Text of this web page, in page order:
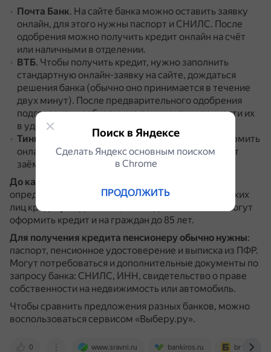
Почта Банк. На сайте банка можно оставить заявку
онлайн, для этого нужны паспорт и СНИЛС. После
одобрения можно получить кредит онлайн на счёт
или наличными в отделении.
ВТБ. Чтобы получить кредит, нужно заполнить
стандартную онлайн-заявку на сайте, дождаться
решения банка (обычно оно принимается в течение
двух минут). После предварительного одобрения
подготовить необходимые документы и принести их
в удобное отделение банка.
Тинькофф Банк
Кредит наличными можно оформить
онлайн, для этого нужен только паспорт.Возраст
заёмщика должен составлять от 18 до 70 лет.
До какого возраста дают кредит пенсионерам
определяет конкретный банк.В среднем физических
лиц кредитуют до 75 лет, но в отдельных банках могут
оформить кредит и на граждан до 85 лет.
Для получения кредита пенсионеру обычно нужны:
паспорт, пенсионное удостоверение и выписка из ПФР.
Могут потребоваться и дополнительные документы по
запросу банка: СНИЛС, ИНН, свидетельство о праве
собственности на недвижимость или автомобиль.
Чтобы сравнить предложения разных банков, можно
воспользоваться сервисом «Выберу.ру».
0 www.sravni.ru bankiros.ru brobank.ru
Поиск в Яндексе
Сделать Яндекс основным поиском
в Сhrome
ПРОДОЛЖИТЬ